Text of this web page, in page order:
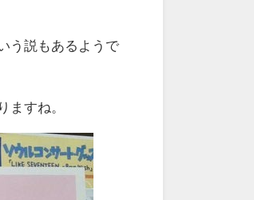
う説もあるようで
ますね。